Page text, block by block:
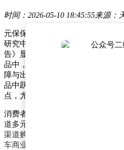
时间：2026-05-10 18:45:55来源：
元保保险经纪与清华大学五道口
研究中心联合发布的《2025年中
告》显示，互联网保险市场正经
品中，重疾险、汽车商业险和意
障与出行安全成为核心需求。值
品中跃居首位，而宠物险则以
点，尤其在18至30岁养宠人群中
消费者行为呈现三大显著特征：
道多元化、决策过程日益理性。
渠道购险率首次突破63%，超越
车商业险、储蓄型保险和意外险